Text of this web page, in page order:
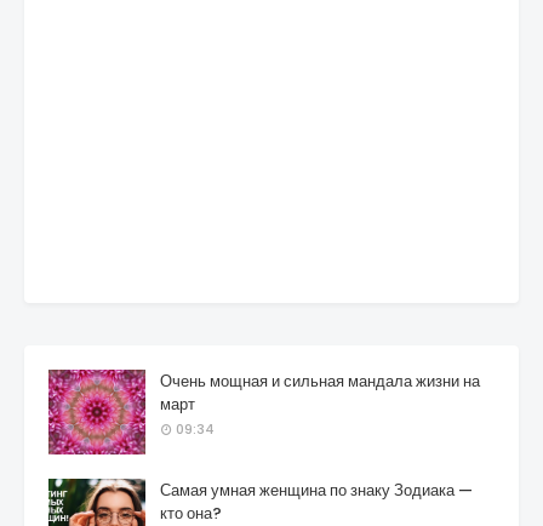
Очень мощная и сильная мандала жизни на
март
09:34
Самая умная женщина по знаку Зодиака —
кто она?